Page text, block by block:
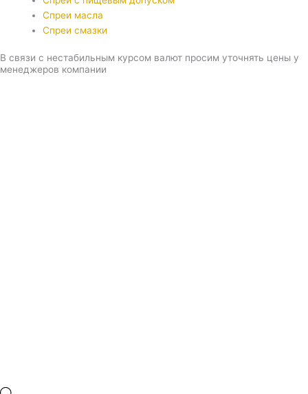
Спреи масла
Спреи смазки
В связи с нестабильным курсом валют просим уточнять цены у
менеджеров компании